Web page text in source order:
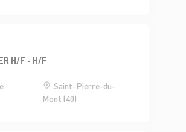
H/F - H/F
Saint-Pierre-du-
Mont (40)